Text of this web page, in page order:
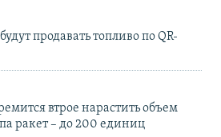
продавать топливо по QR-
втрое нарастить объем
ракет – до 200 единиц